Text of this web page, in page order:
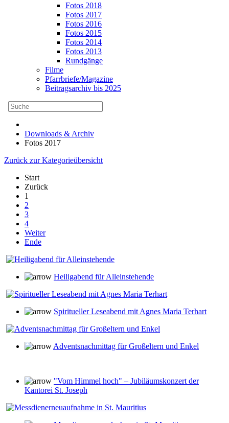
Fotos 2018
Fotos 2017
Fotos 2016
Fotos 2015
Fotos 2014
Fotos 2013
Rundgänge
Filme
Pfarrbriefe/Magazine
Beitragsarchiv bis 2025
Downloads & Archiv
Fotos 2017
Zurück zur Kategorieübersicht
Start
Zurück
1
2
3
4
Weiter
Ende
Heiligabend für Alleinstehende
Spiritueller Leseabend mit Agnes Maria Terhart
Adventsnachmittag für Großeltern und Enkel
"Vom Himmel hoch" – Jubiläumskonzert der
Kantorei St. Joseph